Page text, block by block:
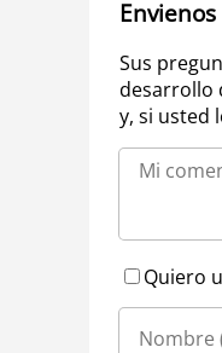
Sus
desarrollo
y, si usted
Quiero